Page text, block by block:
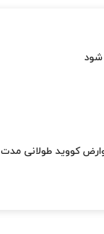
شود
کووید طولانی مدت